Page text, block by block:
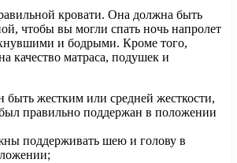
кровати. Она должна быть
чтобы вы могли спать ночь напролет
и бодрыми. Кроме того,
качество матраса, подушек и
быть жестким или средней жесткости,
правильно поддержан в положении
поддерживать шею и голову в